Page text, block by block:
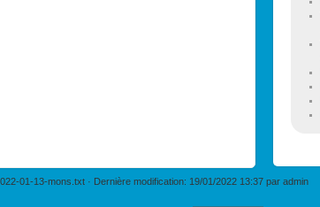
01-13-mons.txt · Dernière modification: 19/01/2022 13:37 par admin